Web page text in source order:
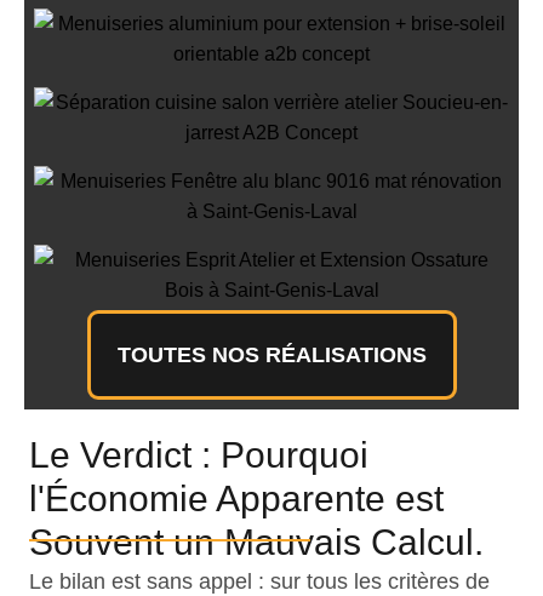
Menuiseries aluminium à
Poleymieux-au-Mont-d’Or
Installation de Verrière d’Intérieur
Noir Mat à Soucieu-en-Jarrest
Fenêtre et Fenêtre avec Ferrage
Invisible à Saint-Genis-Laval
Extension Ossature Bois à Saint-
Genis-Laval
TOUTES NOS RÉALISATIONS
Le Verdict : Pourquoi
l'Économie Apparente est
Souvent un Mauvais Calcul.
Le bilan est sans appel : sur tous les critères de